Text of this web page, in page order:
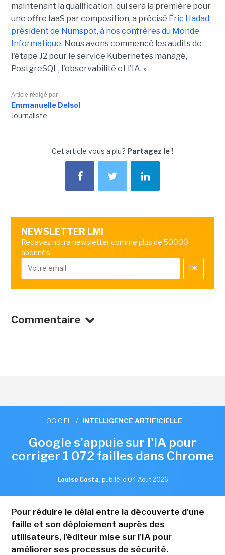
maintenant la qualification, qui sera la première pour
une offre IaaS par composition, a précisé Éric Hadad,
président de Numspot, à nos confrères du Monde
Informatique. Nous avons commencé les audits de
l'étape J2 pour le service Kubernetes managé,
PostgreSQL, l'observabilité et l'IA. »
Article rédigé par
Emmanuelle Delsol
Journaliste
Cet article vous a plu? Partagez le !
NEWSLETTER LMI
Recevez notre newsletter comme plus de 50000
abonnés
OK
Commentaire
LOGICIEL / INTELLIGENCE ARTIFICIELLE
Google s'appuie sur l'IA pour
corriger 1 072 failles dans Chrome
Louise Costa, publié le 04 Aout 2026
Pour réduire le délai entre la découverte d'une
faille et son déploiement auprès des
utilisateurs, l'éditeur mise sur l'IA pour
améliorer ses processus de sécurité.